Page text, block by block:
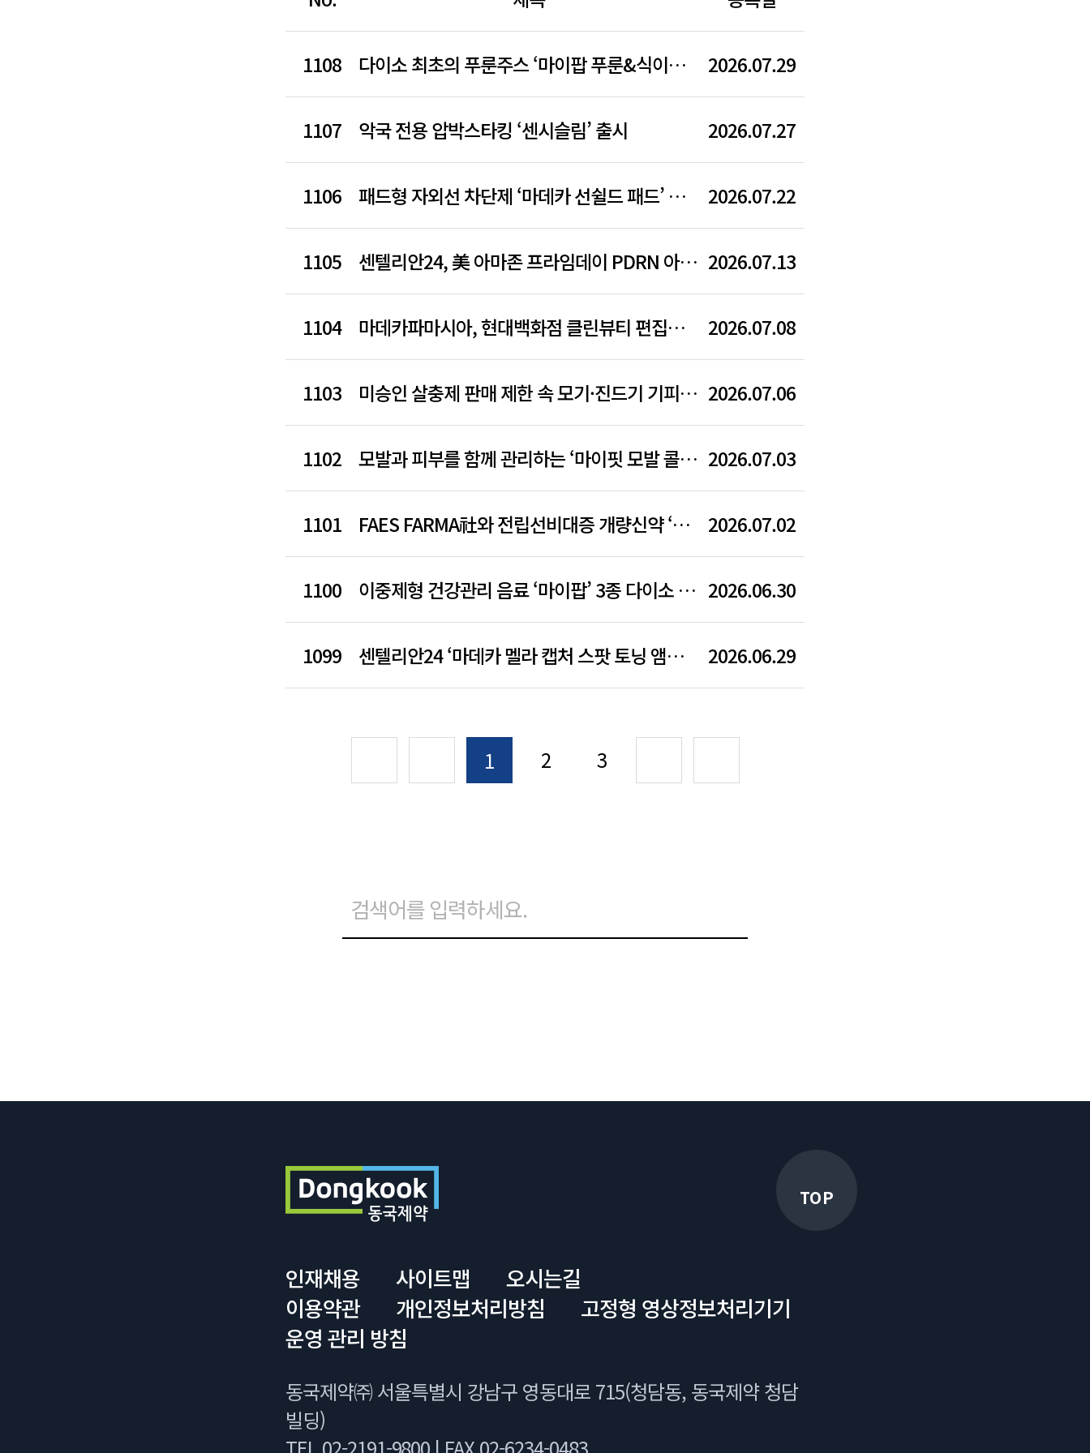
1108 다이소 최초의 푸룬주스 ‘마이팝 푸룬&식이섬유’, 초기 품절로 눈길 2026.07.29
1107 악국 전용 압박스타킹 ‘센시슬림’ 출시 2026.07.27
1106 패드형 자외선 차단제 ‘마데카 선쉴드 패드’ 출시 2026.07.22
1105 센텔리안24, 美 아마존 프라임데이 PDRN 아이크림 카테고리에서 1위 기록 2026.07.13
1104 마데카파마시아, 현대백화점 클린뷰티 편집숍 ‘비클린’ 입점 2026.07.08
1103 미승인 살충제 판매 제한 속 모기·진드기 기피제 ‘디펜스벅스’ 주목 2026.07.06
1102 모발과 피부를 함께 관리하는 ‘마이핏 모발 콜라겐’ 출시 2026.07.03
1101 FAES FARMA社와 전립선비대증 개량신약 ‘유레스코정’ 중남미 지역 라이선스&공급 계약 체결 2026.07.02
1100 이중제형 건강관리 음료 ‘마이팝’ 3종 다이소 출시 2026.06.30
1099 센텔리안24 ‘마데카 멜라 캡처 스팟 토닝 앰플 패드’ 출시 2026.06.29
1 2 3
TOP
인재채용 사이트맵
오시는길
이용약관
개인정보처리방침
고정형 영상정보처리기기
운영 관리 방침
동국제약㈜ 서울특별시 강남구 영동대로 715(청담동, 동국제약 청담
빌딩)